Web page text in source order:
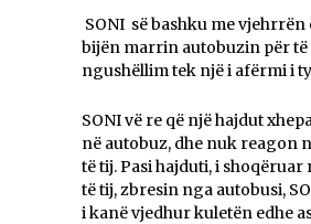
SONI së bashku me vjehrrën
bijën marrin autobuzin për
ngushëllim tek një i afërmi i
SONI vë re që një hajdut
në autobuz, dhe nuk reagon
të tij. Pasi hajduti, i shoqëruar
të tij, zbresin nga autobusi,
i kanë vjedhur kuletën edhe